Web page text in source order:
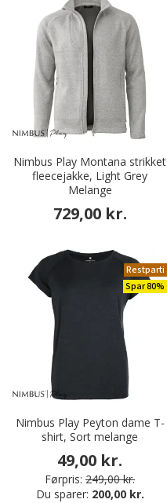
Nimbus Play Montana strikket
fleecejakke, Light Grey
Melange
729,00 kr.
Restparti
Spar 80%
Nimbus Play Peyton dame T-
shirt, Sort melange
49,00 kr.
Førpris: 249,00 kr.
Du sparer: 200,00 kr.